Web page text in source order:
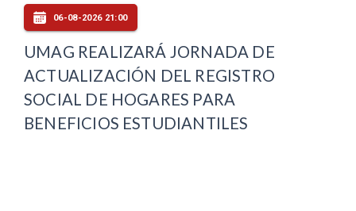
06-08-2026 21:00
UMAG REALIZARÁ JORNADA DE
ACTUALIZACIÓN DEL REGISTRO
SOCIAL DE HOGARES PARA
BENEFICIOS ESTUDIANTILES